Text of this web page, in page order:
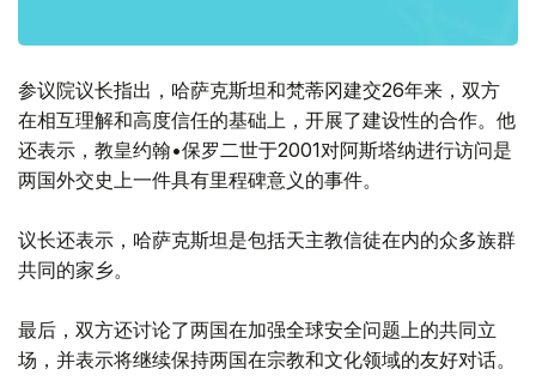
参议院议长指出，哈萨克斯坦和梵蒂冈建交26年来，双方
在相互理解和高度信任的基础上，开展了建设性的合作。他
还表示，教皇约翰•保罗二世于2001对阿斯塔纳进行访问是
两国外交史上一件具有里程碑意义的事件。
议长还表示，哈萨克斯坦是包括天主教信徒在内的众多族群
共同的家乡。
最后，双方还讨论了两国在加强全球安全问题上的共同立
场，并表示将继续保持两国在宗教和文化领域的友好对话。